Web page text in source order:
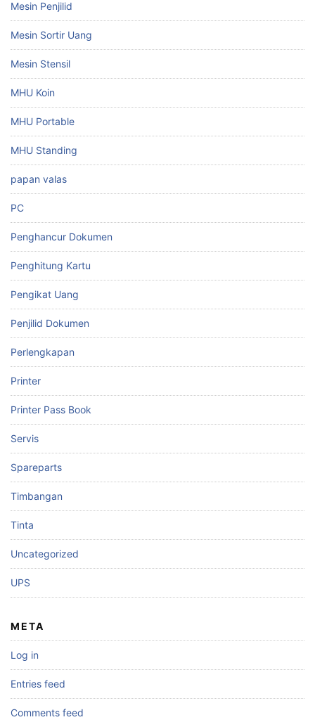
Mesin Penjilid
Mesin Sortir Uang
Mesin Stensil
MHU Koin
MHU Portable
MHU Standing
papan valas
PC
Penghancur Dokumen
Penghitung Kartu
Pengikat Uang
Penjilid Dokumen
Perlengkapan
Printer
Printer Pass Book
Servis
Spareparts
Timbangan
Tinta
Uncategorized
UPS
META
Log in
Entries feed
Comments feed